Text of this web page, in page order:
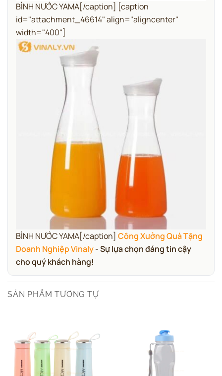
BÌNH NƯỚC YAMA[/caption] [caption
id="attachment_46614" align="aligncenter"
width="400"]
BÌNH NƯỚC YAMA[/caption] Công Xưởng Quà Tặng
Doanh Nghiệp Vinaly- Sự lựa chọn đáng tin cậy
cho quý khách hàng!
SẢN PHẨM TƯƠNG TỰ